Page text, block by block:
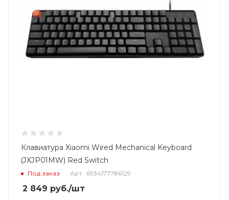
Клавиатура Xiaomi Wired Mechanical Keyboard
(JXJP01MW) Red Switch
Под заказ Арт.: 6934177786129
2 849 руб./шт